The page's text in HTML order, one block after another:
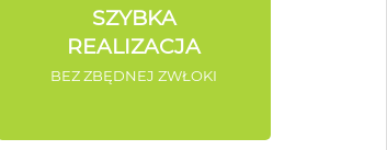
SZYBKA
REALIZACJA
BEZ ZBĘDNEJ ZWŁOKI